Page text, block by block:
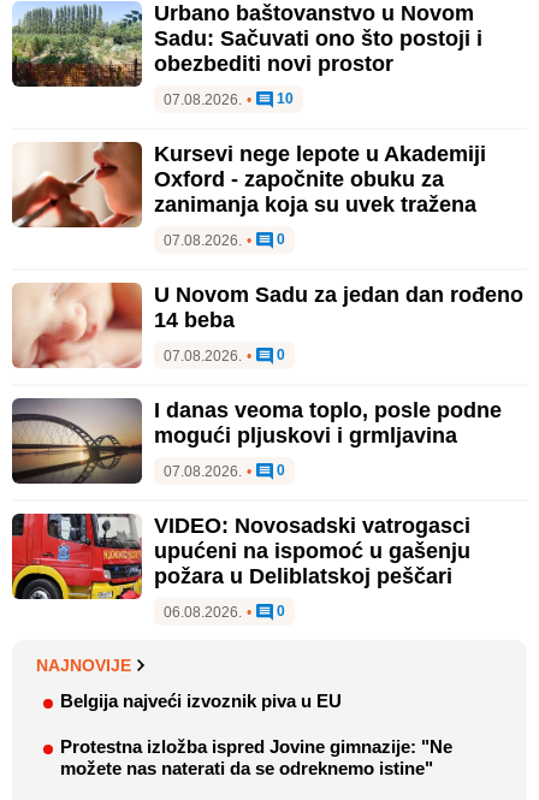
Urbano baštovanstvo u Novom
Sadu: Sačuvati ono što postoji i
obezbediti novi prostor
07.08.2026. • 10
Kursevi nege lepote u Akademiji
Oxford - započnite obuku za
zanimanja koja su uvek tražena
07.08.2026. • 0
U Novom Sadu za jedan dan rođeno
14 beba
07.08.2026. • 0
I danas veoma toplo, posle podne
mogući pljuskovi i grmljavina
07.08.2026. • 0
VIDEO: Novosadski vatrogasci
upućeni na ispomoć u gašenju
požara u Deliblatskoj peščari
06.08.2026. • 0
NAJNOVIJE
Belgija najveći izvoznik piva u EU
Protestna izložba ispred Jovine gimnazije: "Ne
možete nas naterati da se odreknemo istine"